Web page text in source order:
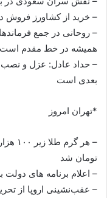
– خرید از کشاورز فروش
– روحانی در جمع
همیشه در خط مقدم است
– حداد عادل: عزل و
بعدی است
*تهران امروز
تومان شد
– اعلام برنامه های دولت
– عقب‌نشینی اروپا از